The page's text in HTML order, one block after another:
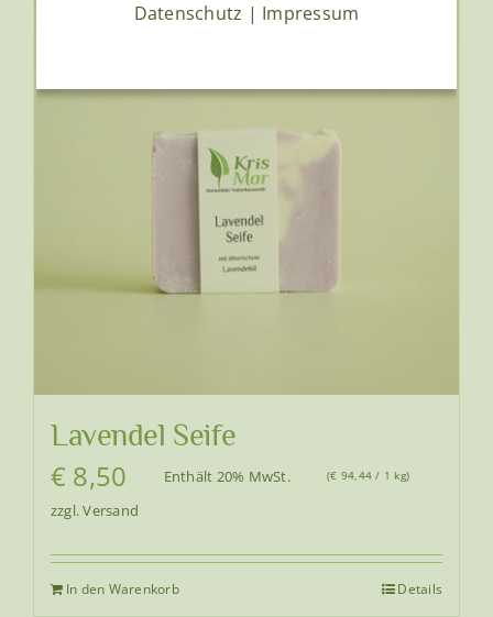
Lavendel Seife
€ 8,50 Enthält 20% MwSt. (€ 94,44 / 1 kg)
zzgl.Versand
In den Warenkorb Details
Datenschutz | Impressum